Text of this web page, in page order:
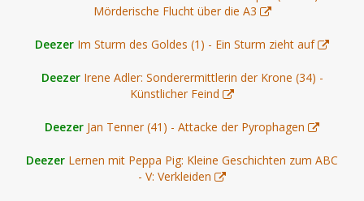
Mörderische Flucht über die A3
Deezer Im Sturm des Goldes (1) - Ein Sturm zieht auf
Deezer Irene Adler: Sonderermittlerin der Krone (34) -
Künstlicher Feind
Deezer Jan Tenner (41) - Attacke der Pyrophagen
Deezer Lernen mit Peppa Pig: Kleine Geschichten zum ABC
- V: Verkleiden